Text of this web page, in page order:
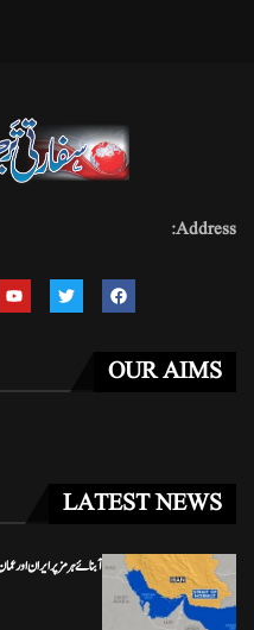
Address:
OUR AIMS
LATEST NEWS
آبنائے ہرمز پر ایران